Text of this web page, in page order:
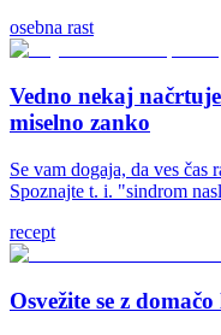
osebna rast
Vedno nekaj
miselno zanko
Se vam dogaja, da ves čas
Spoznajte t. i. "sindrom
recept
Osvežite se z